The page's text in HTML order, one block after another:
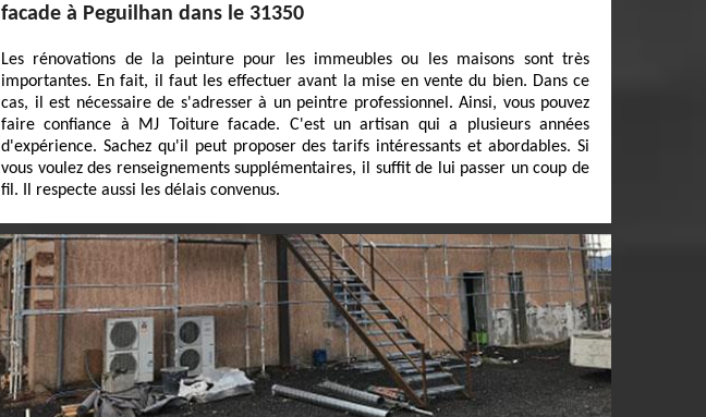
facade à Peguilhan dans le 31350
Les rénovations de la peinture pour les immeubles ou les maisons sont très
importantes. En fait, il faut les effectuer avant la mise en vente du bien. Dans ce
cas, il est nécessaire de s'adresser à un peintre professionnel. Ainsi, vous pouvez
faire confiance à MJ Toiture facade. C'est un artisan qui a plusieurs années
d'expérience. Sachez qu'il peut proposer des tarifs intéressants et abordables. Si
vous voulez des renseignements supplémentaires, il suffit de lui passer un coup de
fil. Il respecte aussi les délais convenus.